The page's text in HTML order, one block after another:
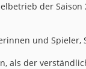
der
und
als der